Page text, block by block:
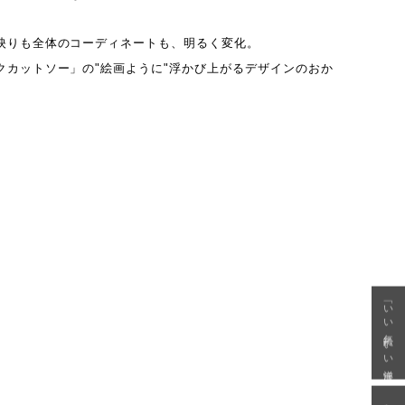
りも全体のコーディネートも、明るく変化。
カットソー」の"絵画ように"浮かび上がるデザインのおか
「いい年齢 いい洋服」